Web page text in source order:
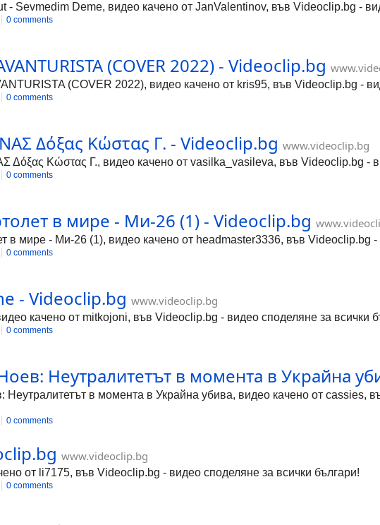
- Sevmedim Deme, видео качено от JanValentinov, във Videoclip.bg -
0 comments
(COVER 2022) - Videoclip.bg
(COVER 2022), видео качено от kris95, във Videoclip.bg -
0 comments
Δόξας Κώστας Γ. - Videoclip.bg www.videoclip.bg
Κώστας Γ., видео качено от vasilka_vasileva, във Videoclip.bg -
0 comments
в мире - Ми-26 (1) - Videoclip.bg
мире - Ми-26 (1), видео качено от headmaster3336, във Videoclip.bg -
0 comments
- Videoclip.bg www.videoclip.bg
качено от mitkojoni, във Videoclip.bg - видео споделяне за всички
0 comments
Неутралитетът в момента в Украйна
в момента в Украйна убива, видео качено от cassies,
0 comments
www.videoclip.bg
от li7175, във Videoclip.bg - видео споделяне за всички българи!
0 comments